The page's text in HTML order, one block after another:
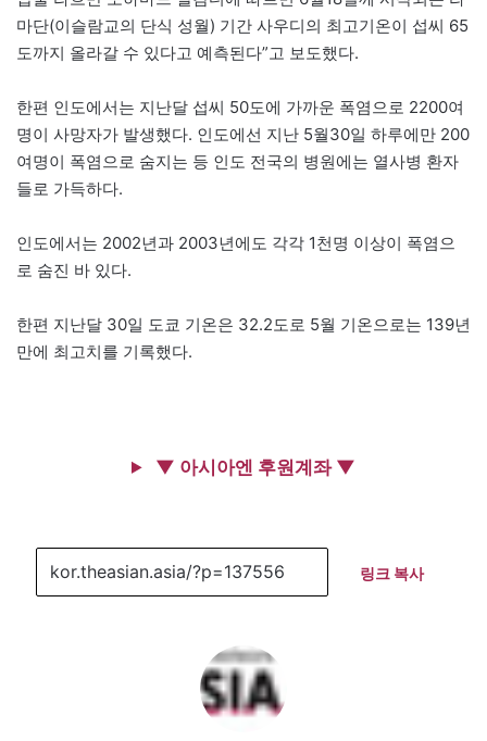
마단(이슬람교의 단식 성월) 기간 사우디의 최고기온이 섭씨 65
도까지 올라갈 수 있다고 예측된다”고 보도했다.
한편 인도에서는 지난달 섭씨 50도에 가까운 폭염으로 2200여
명이 사망자가 발생했다. 인도에선 지난 5월30일 하루에만 200
여명이 폭염으로 숨지는 등 인도 전국의 병원에는 열사병 환자
들로 가득하다.
인도에서는 2002년과 2003년에도 각각 1천명 이상이 폭염으
로 숨진 바 있다.
한편 지난달 30일 도쿄 기온은 32.2도로 5월 기온으로는 139년
만에 최고치를 기록했다.
▼ 아시아엔 후원계좌 ▼
링크 복사